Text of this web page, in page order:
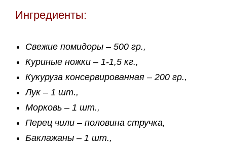
Ингредиенты:
Свежие помидоры – 500 гр.,
Куриные ножки – 1-1,5 кг.,
Кукуруза консервированная – 200 гр.,
Лук – 1 шт.,
Морковь – 1 шт.,
Перец чили – половина стручка,
Баклажаны – 1 шт.,